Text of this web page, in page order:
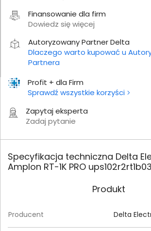
Profit + dla Firm
Sprawdź wszystkie korzyści
Zapytaj eksperta
Zadaj pytanie
Finansowanie dla firm
Dowiedz się więcej
Autoryzowany Partner Delta
Dlaczego warto kupować u
Partnera
Specyfikacja techniczna Delta
Amplon RT-1K PRO
Produkt
Producent Delta